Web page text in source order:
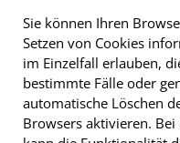
Sie können Ihren
Setzen von Cookies
im Einzelfall erlauben,
bestimmte Fälle oder
automatische Löschen
Browsers aktivieren.